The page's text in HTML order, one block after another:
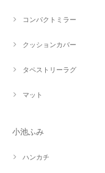
コンパクトミラー
クッションカバー
タペストリーラグ
マット
小池ふみ
ハンカチ